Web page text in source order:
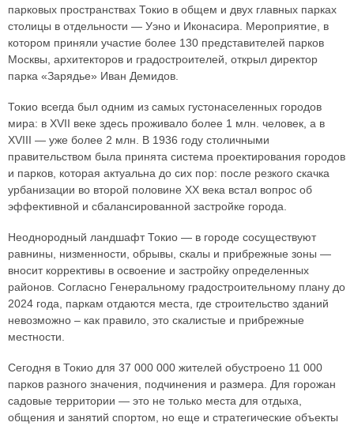
парковых пространствах Токио в общем и двух главных парках
столицы в отдельности — Уэно и Иконасира. Мероприятие, в
котором приняли участие более 130 представителей парков
Москвы, архитекторов и градостроителей, открыл директор
парка «Зарядье» Иван Демидов.
Токио всегда был одним из самых густонаселенных городов
мира: в XVII веке здесь проживало более 1 млн. человек, а в
XVIII — уже более 2 млн. В 1936 году столичными
правительством была принята система проектирования городов
и парков, которая актуальна до сих пор: после резкого скачка
урбанизации во второй половине XX века встал вопрос об
эффективной и сбалансированной застройке города.
Неоднородный ландшафт Токио — в городе сосуществуют
равнины, низменности, обрывы, скалы и прибрежные зоны —
вносит коррективы в освоение и застройку определенных
районов. Согласно Генеральному градостроительному плану до
2024 года, паркам отдаются места, где строительство зданий
невозможно – как правило, это скалистые и прибрежные
местности.
Сегодня в Токио для 37 000 000 жителей обустроено 11 000
парков разного значения, подчинения и размера. Для горожан
садовые территории — это не только места для отдыха,
общения и занятий спортом, но еще и стратегические объекты